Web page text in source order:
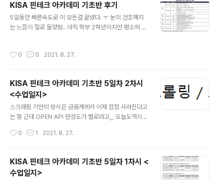
KISA 핀테크 아카데미 기초반 후기
5일동안 빠른속도로 이 모든걸 끝냈다. ㅜ 눈이 건조해지
는 느낌이 절로 들었땅.. 아직 학부 2학년이지만 평소에 따
아님) 중간중간 오류가 많이 났었지만, 강사님께서 원격으
어떠한 원리로 구성되는지 얼추 느낄 수 있었다. 아카데미
수강은 끝이지만, 새로운 분야의 포문을 연 것이라고 생각
하고 계속 공부해야겠다.
0 0 2021. 8. 27.
KISA 핀테크 아카데미 기초반 5일차 2차시
<수업일지>
스크래핑 기반의 방식은 금융계에서 이제 점점 사라진다고
는 함 근데 OPEN API 완성도가 별로라고,,, 오늘도역시~
압축풀어서 지금 작업중인 파일에 놓아주기 음.. vsc는 이
rt webdriver driver = webdriver.Chrome('./chro
medriver') driver.get("https://www.jnilbo.com/vi
ew/media/view?code=202108261617507193
0 1 2021. 8. 27.
KISA 핀테크 아카데미 기초반 5일차 1차시 <
수업일지>